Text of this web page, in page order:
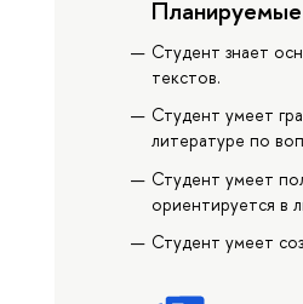
Планируемые
Студент знает
текстов.
Студент умеет
литературе по
Студент умеет
ориентируется в
Студент умеет